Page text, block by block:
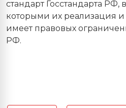
стандарт Госстандарта РФ,
которыми их реализация
имеет правовых
РФ.